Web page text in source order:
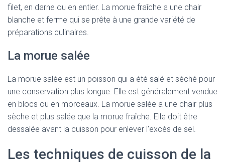
filet, en darne ou en entier. La morue fraîche a une chair
blanche et ferme qui se prête à une grande variété de
préparations culinaires.
La morue salée
La morue salée est un poisson qui a été salé et séché pour
une conservation plus longue. Elle est généralement vendue
en blocs ou en morceaux. La morue salée a une chair plus
sèche et plus salée que la morue fraîche. Elle doit être
dessalée avant la cuisson pour enlever l’excès de sel.
Les techniques de cuisson de la